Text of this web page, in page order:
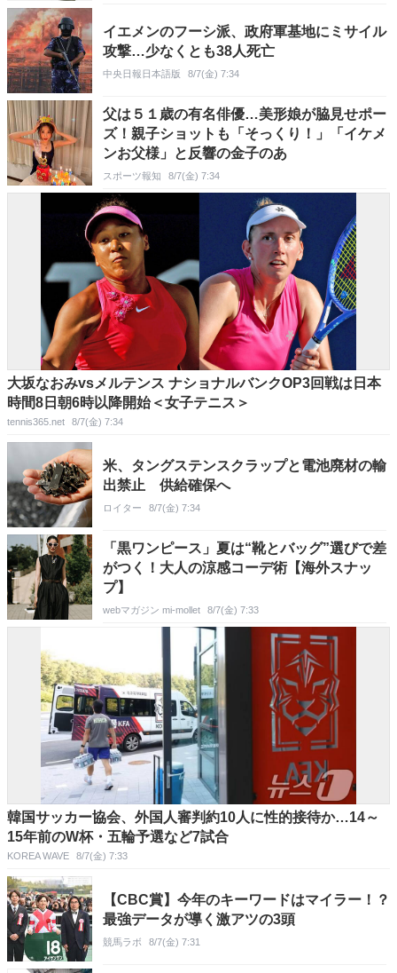
イエメンのフーシ派、政府軍基地にミサイル
攻撃…少なくとも38人死亡
中央日報日本語版 8/7(金) 7:34
父は５１歳の有名俳優…美形娘が脇見せポー
ズ！親子ショットも「そっくり！」「イケメ
ンお父様」と反響の金子のあ
スポーツ報知 8/7(金) 7:34
大坂なおみvsメルテンス ナショナルバンクOP3回戦は日本
時間8日朝6時以降開始＜女子テニス＞
tennis365.net 8/7(金) 7:34
米、タングステンスクラップと電池廃材の輸
出禁止 供給確保へ
ロイター 8/7(金) 7:34
「黒ワンピース」夏は“靴とバッグ”選びで差
がつく！大人の涼感コーデ術【海外スナッ
プ】
webマガジン mi-mollet 8/7(金) 7:33
韓国サッカー協会、外国人審判約10人に性的接待か…14～
15年前のW杯・五輪予選など7試合
KOREA WAVE 8/7(金) 7:33
【CBC賞】今年のキーワードはマイラー！？
最強データが導く激アツの3頭
競馬ラボ 8/7(金) 7:31